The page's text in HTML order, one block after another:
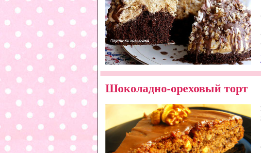
Шоколадно-ореховый торт